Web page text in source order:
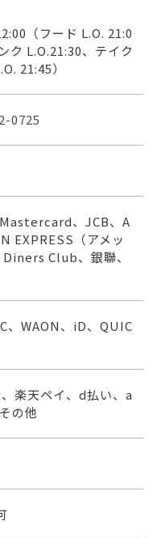
（フード L.O. 21:0
ク L.O.21:30、テイク
21:45）
0725
、JCB、A
EXPRESS（アメッ
Diners Club、銀聯、
、WAON、iD、QUIC
楽天ペイ、d払い、a
の他